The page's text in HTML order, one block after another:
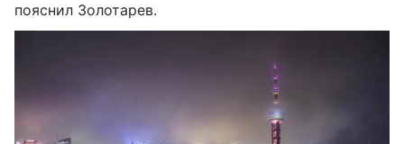
пояснил Золотарев.